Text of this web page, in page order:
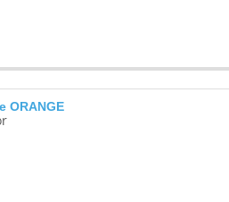
ORANGE